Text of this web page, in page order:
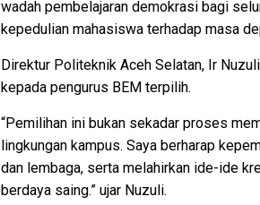
wadah pembelajaran demokrasi bagi
kepedulian mahasiswa terhadap masa
Direktur Politeknik Aceh Selatan, Ir
kepada pengurus BEM terpilih.
“Pemilihan ini bukan sekadar proses
lingkungan kampus. Saya berharap
dan lembaga, serta melahirkan ide-ide
berdaya saing.” ujar Nuzuli.